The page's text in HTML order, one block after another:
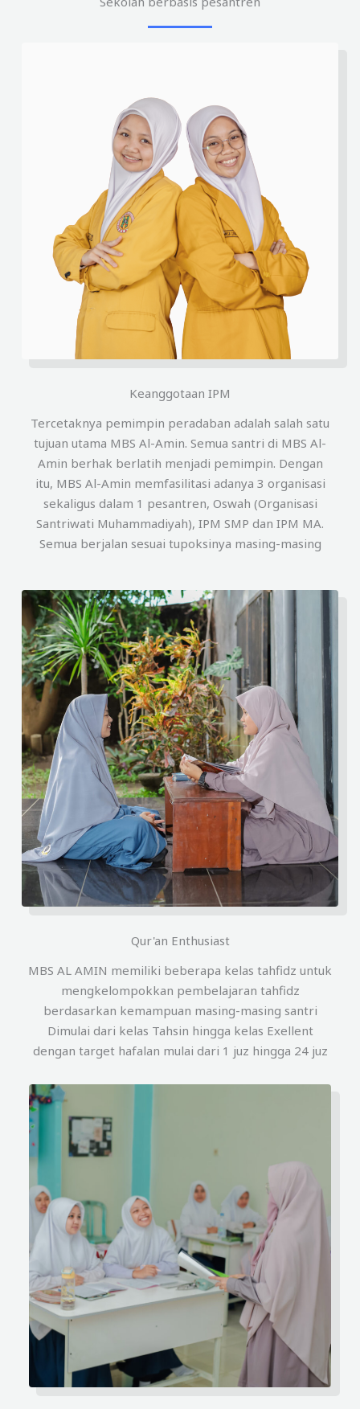
Keanggotaan IPM
Tercetaknya pemimpin peradaban adalah salah satu
tujuan utama MBS Al-Amin. Semua santri di MBS Al-
Amin berhak berlatih menjadi pemimpin. Dengan
itu, MBS Al-Amin memfasilitasi adanya 3 organisasi
sekaligus dalam 1 pesantren, Oswah (Organisasi
Santriwati Muhammadiyah), IPM SMP dan IPM MA.
Semua berjalan sesuai tupoksinya masing-masing
Qur'an Enthusiast
MBS AL AMIN memiliki beberapa kelas tahfidz untuk
mengkelompokkan pembelajaran tahfidz
berdasarkan kemampuan masing-masing santri
Dimulai dari kelas Tahsin hingga kelas Exellent
dengan target hafalan mulai dari 1 juz hingga 24 juz